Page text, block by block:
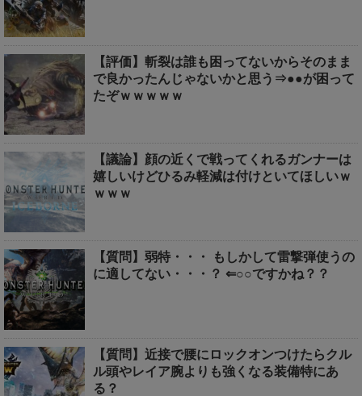
【評価】斬裂は誰も困ってないからそのまま
で良かったんじゃないかと思う⇒●●が困って
たぞｗｗｗｗｗ
【議論】顔の近くで戦ってくれるガンナーは
嬉しいけどひるみ軽減は付けといてほしいｗ
ｗｗｗ
【質問】弱特・・・ もしかして雷撃弾使うの
に適してない・・・？ ⇐○○ですかね？？
【質問】近接で腰にロックオンつけたらクル
ル頭やレイア腕よりも強くなる装備特にあ
る？